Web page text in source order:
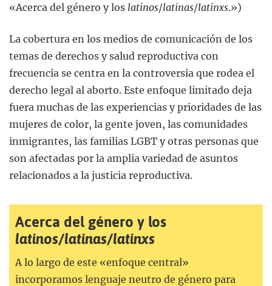
«Acerca del género y los latinos/latinas/latinxs.»)
La cobertura en los medios de comunicación de los
temas de derechos y salud reproductiva con
frecuencia se centra en la controversia que rodea el
derecho legal al aborto. Este enfoque limitado deja
fuera muchas de las experiencias y prioridades de las
mujeres de color, la gente joven, las comunidades
inmigrantes, las familias LGBT y otras personas que
son afectadas por la amplia variedad de asuntos
relacionados a la justicia reproductiva.
Acerca del género y los
latinos/latinas/latinxs
A lo largo de este «enfoque central»
incorporamos lenguaje neutro de género para